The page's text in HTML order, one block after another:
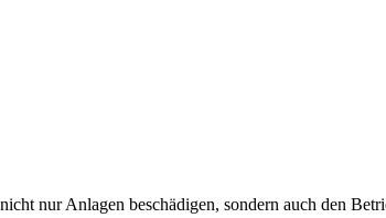
nur Anlagen beschädigen, sondern auch den